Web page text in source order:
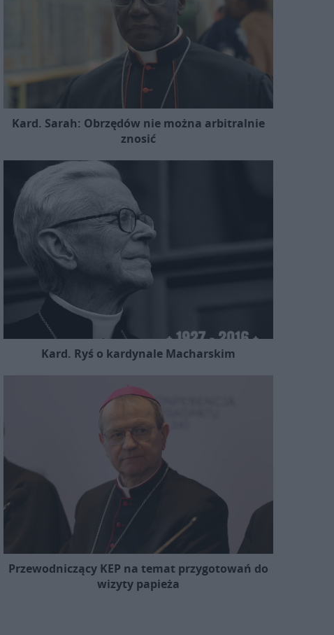
Kard. Sarah: Obrzędów nie można arbitralnie
znosić
Kard. Ryś o kardynale Macharskim
Przewodniczący KEP na temat przygotowań do
wizyty papieża